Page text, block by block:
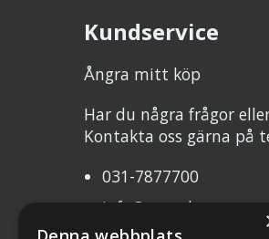
Kundservice
Ångra mitt köp
Har du några frågor
Kontakta oss gärna på
031-7877700
info@mcweb.se